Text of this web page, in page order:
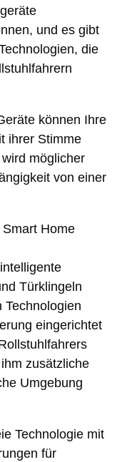
und es gibt
die
können Ihre
ihrer Stimme
möglicher
von einer
Home
Türklingeln
Technologien
eingerichtet
zusätzliche
Umgebung
Technologie mit
für